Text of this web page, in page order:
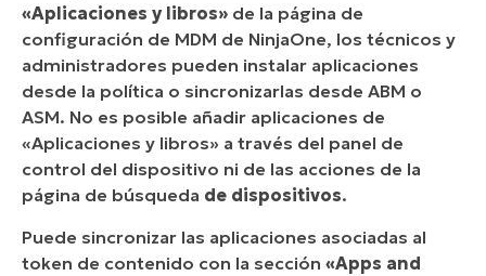
«Aplicaciones y libros» de la página de
configuración de MDM de NinjaOne, los técnicos y
administradores pueden instalar aplicaciones
desde la política o sincronizarlas desde ABM o
ASM. No es posible añadir aplicaciones de
«Aplicaciones y libros» a través del panel de
control del dispositivo ni de las acciones de la
página de búsqueda de dispositivos.
Puede sincronizar las aplicaciones asociadas al
token de contenido con la sección «Apps and